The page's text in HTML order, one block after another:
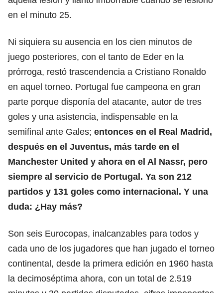
en el minuto 25.
Ni siquiera su ausencia en los cien minutos de
juego posteriores, con el tanto de Eder en la
prórroga, restó trascendencia a Cristiano Ronaldo
en aquel torneo. Portugal fue campeona en gran
parte porque disponía del atacante, autor de tres
goles y una asistencia, indispensable en la
semifinal ante Gales; entonces en el Real Madrid,
después en el Juventus, más tarde en el
Manchester United y ahora en el Al Nassr, pero
siempre al servicio de Portugal. Ya son 212
partidos y 131 goles como internacional. Y una
duda: ¿Hay más?
Son seis Eurocopas, inalcanzables para todos y
cada uno de los jugadores que han jugado el torneo
continental, desde la primera edición en 1960 hasta
la decimoséptima ahora, con un total de 2.519